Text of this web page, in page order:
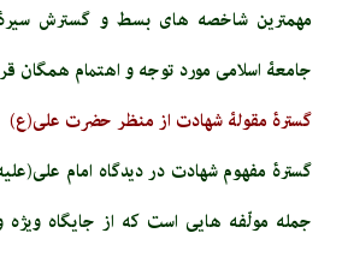
مهمترین شاخصه های بسط و گسترش
جامعۀ اسلامی مورد توجه و اهتمام همگان
گسترۀ مقولۀ شهادت از منظر حضرت علی(ع)
گسترۀ مفهوم شهادت در دیدگاه امام علی(عليه
جمله مولّفه هایی است که از جایگاه ویژه